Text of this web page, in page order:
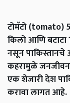
टोमॅटो (tomato)
किलो आणि
नसून पाकिस्तानचे
कहरामुळे
एक शेजारी देश
करावा लागत आहे.